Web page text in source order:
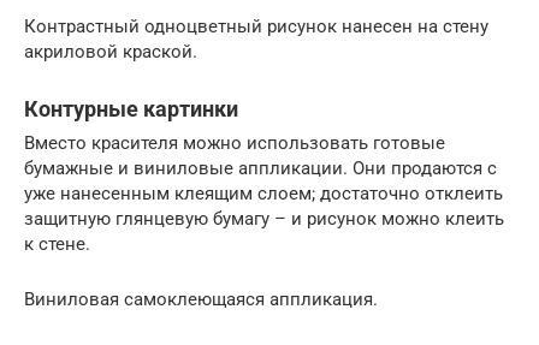
Контрастный одноцветный рисунок нанесен на стену
акриловой краской.
Контурные картинки
Вместо красителя можно использовать готовые
бумажные и виниловые аппликации. Они продаются с
уже нанесенным клеящим слоем; достаточно отклеить
защитную глянцевую бумагу – и рисунок можно клеить
к стене.
Виниловая самоклеющаяся аппликация.